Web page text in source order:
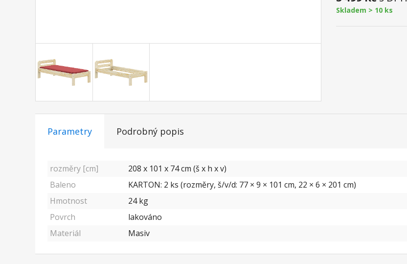
Skladem > 10 ks
Parametry Podrobný popis
rozměry [cm]
208 x 101 x 74 cm (š x h x v)
Baleno
KARTON: 2 ks (rozměry, š/v/d: 77 × 9 × 101 cm, 22 × 6 × 201 cm)
Hmotnost
24 kg
Povrch
lakováno
Materiál
Masiv